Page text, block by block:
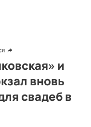
и
вновь
свадеб в